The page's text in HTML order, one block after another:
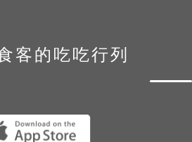
客的吃吃行列